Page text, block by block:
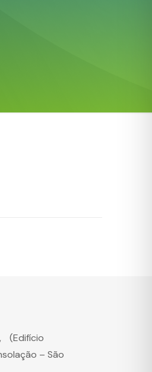
(Edifício
– São